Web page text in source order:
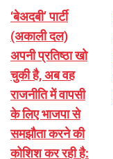
‘बेअदबी’ पार्टी
(अकाली दल)
अपनी प्रतिष्ठा खो
चुकी है, अब वह
राजनीति में वापसी
के लिए भाजपा से
समझौता करने की
कोशिश कर रही है: